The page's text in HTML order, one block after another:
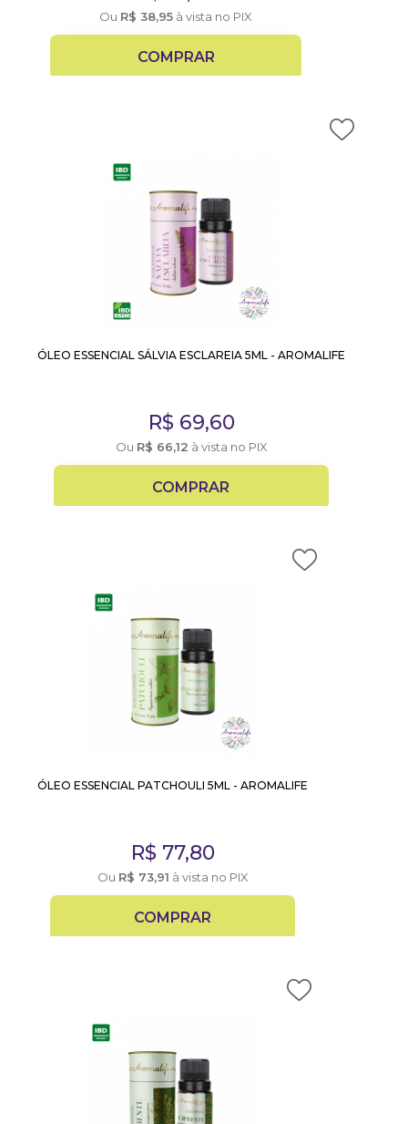
Ou R$ 38,95 à vista no PIX
COMPRAR
ÓLEO ESSENCIAL SÁLVIA ESCLAREIA 5ML - AROMALIFE
R$ 69,60
Ou R$ 66,12 à vista no PIX
COMPRAR
ÓLEO ESSENCIAL PATCHOULI 5ML - AROMALIFE
R$ 77,80
Ou R$ 73,91 à vista no PIX
COMPRAR